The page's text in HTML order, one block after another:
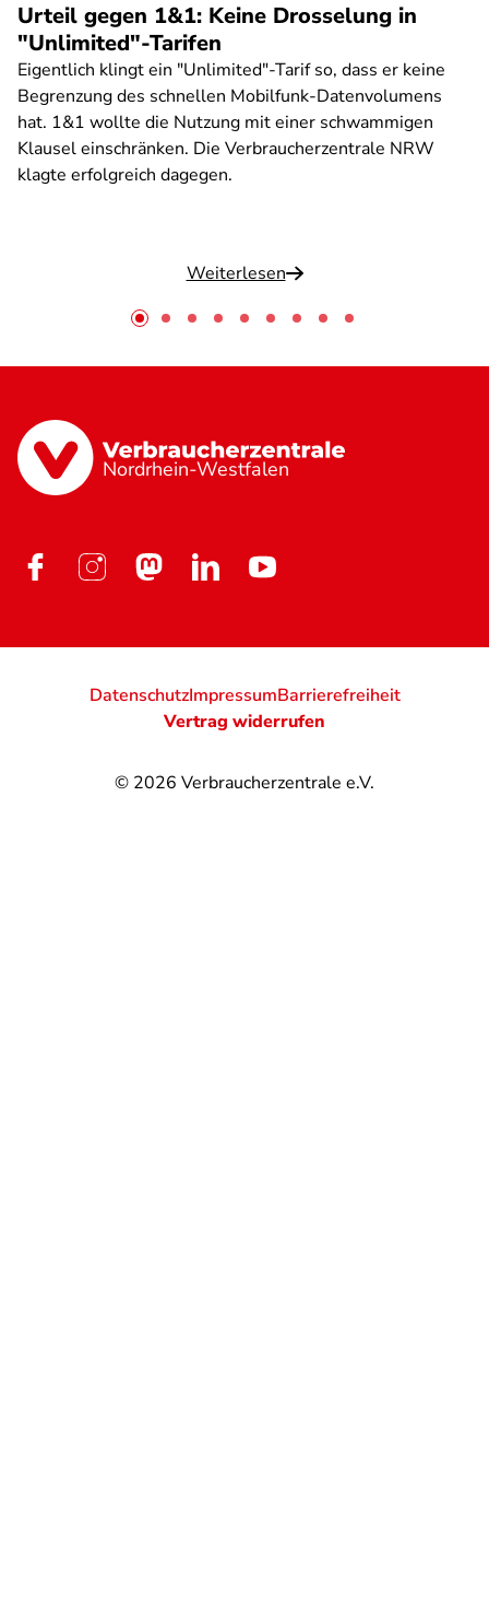
Urteil gegen 1&1: Keine Drosselung in
"Unlimited"-Tarifen
Eigentlich klingt ein "Unlimited"-Tarif so, dass er keine
Begrenzung des schnellen Mobilfunk-Datenvolumens
hat. 1&1 wollte die Nutzung mit einer schwammigen
Klausel einschränken. Die Verbraucherzentrale NRW
klagte erfolgreich dagegen.
Weiterlesen
Nordrhein-Westfalen
© 2026 Verbraucherzentrale e.V.
DatenschutzImpressumBarrierefreiheit
Vertrag widerrufen